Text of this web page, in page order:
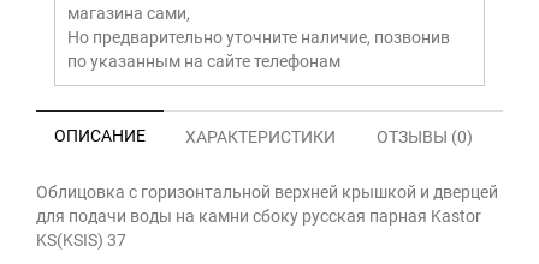
магазина сами,
Но предварительно уточните наличие, позвонив
по указанным на сайте телефонам
ОПИСАНИЕ ХАРАКТЕРИСТИКИ ОТЗЫВЫ (0)
Облицовка с горизонтальной верхней крышкой и дверцей
для подачи воды на камни сбоку русская парная Kastor
KS(KSIS) 37